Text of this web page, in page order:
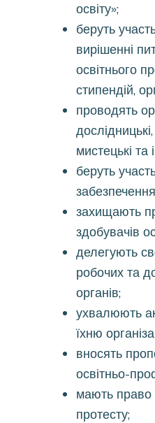
освіту»;
беруть
вирішенні
освітнього
стипендій,
проводять
мистецькі та
беруть
захищають
здобувачів
делегують
робочих та
органів;
ухвалюють
їхню
вносять
освітньо-
мають право
протесту;